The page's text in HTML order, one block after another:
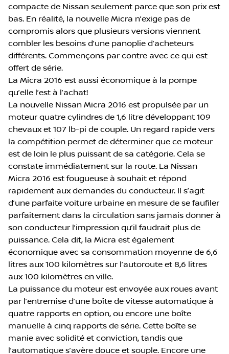
compacte de Nissan seulement parce que son prix est
bas. En réalité, la nouvelle Micra n’exige pas de
compromis alors que plusieurs versions viennent
combler les besoins d’une panoplie d’acheteurs
différents. Commençons par contre avec ce qui est
offert de série.
La Micra 2016 est aussi économique à la pompe
qu’elle l’est à l’achat!
La nouvelle Nissan Micra 2016 est propulsée par un
moteur quatre cylindres de 1,6 litre développant 109
chevaux et 107 lb-pi de couple. Un regard rapide vers
la compétition permet de déterminer que ce moteur
est de loin le plus puissant de sa catégorie. Cela se
constate immédiatement sur la route. La Nissan
Micra 2016 est fougueuse à souhait et répond
rapidement aux demandes du conducteur. Il s’agit
d’une parfaite voiture urbaine en mesure de se faufiler
parfaitement dans la circulation sans jamais donner à
son conducteur l’impression qu’il faudrait plus de
puissance. Cela dit, la Micra est également
économique avec sa consommation moyenne de 6,6
litres aux 100 kilomètres sur l’autoroute et 8,6 litres
aux 100 kilomètres en ville.
La puissance du moteur est envoyée aux roues avant
par l’entremise d’une boîte de vitesse automatique à
quatre rapports en option, ou encore une boîte
manuelle à cinq rapports de série. Cette boîte se
manie avec solidité et conviction, tandis que
l’automatique s’avère douce et souple. Encore une